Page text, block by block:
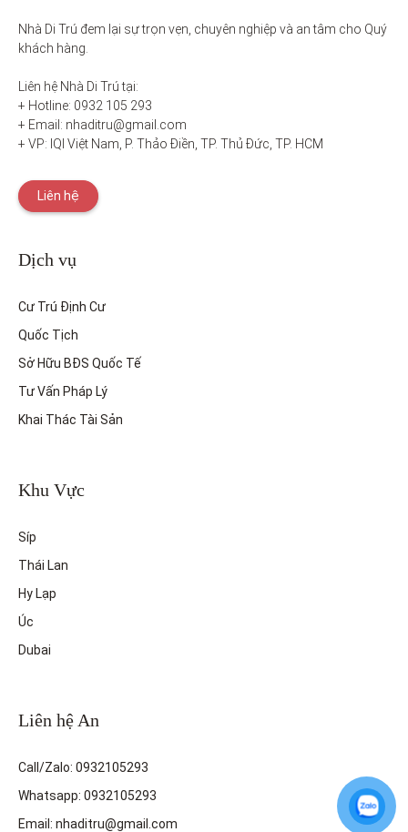
Nhà Di Trú đem lại sự trọn vẹn, chuyên nghiệp và an tâm cho Quý
khách hàng.
Liên hệ Nhà Di Trú tại:
+ Hotline: 0932 105 293
+ Email: nhaditru@gmail.com
+ VP: IQI Việt Nam, P. Thảo Điền, TP. Thủ Đức, TP. HCM
Liên hệ
Dịch vụ
Cư Trú Định Cư
Quốc Tịch
Sở Hữu BĐS Quốc Tế
Tư Vấn Pháp Lý
Khai Thác Tài Sản
Khu Vực
Síp
Thái Lan
Hy Lạp
Úc
Dubai
Liên hệ An
Call/Zalo: 0932105293
Whatsapp: 0932105293
Email: nhaditru@gmail.com